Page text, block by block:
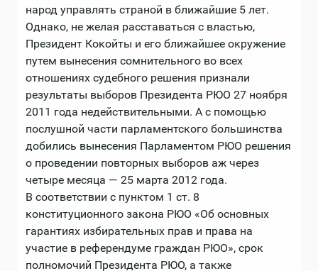
народ управлять страной в ближайшие 5 лет.
Однако, не желая расставаться с властью,
Президент Кокойты и его ближайшее окружение
путем вынесения сомнительного во всех
отношениях судебного решения признали
результаты выборов Президента РЮО 27 ноября
2011 года недействительными. А с помощью
послушной части парламентского большинства
добились вынесения Парламентом РЮО решения
о проведении повторных выборов аж через
четыре месяца — 25 марта 2012 года.
В соответствии с пунктом 1 ст. 8
конституционного закона РЮО «Об основных
гарантиях избирательных прав и права на
участие в референдуме граждан РЮО», срок
полномочий Президента РЮО, а также